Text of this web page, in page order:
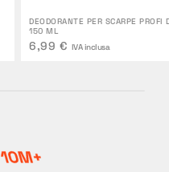
DEODORANTE PER SCARPE PROFI
150 ML
6,99 € IVA inclusa